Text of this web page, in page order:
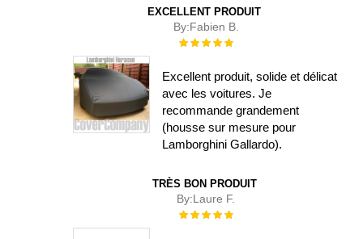
EXCELLENT PRODUIT
By:Fabien B.
Évaluation :
Excellent produit, solide et délicat
avec les voitures. Je
recommande grandement
(housse sur mesure pour
Lamborghini Gallardo).
TRÈS BON PRODUIT
By:Laure F.
Évaluation :